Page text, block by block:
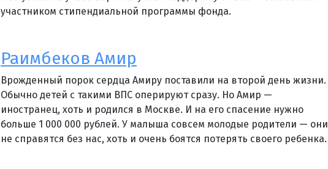
участником стипендиальной программы фонда.
Раимбеков Амир
Врожденный порок сердца Амиру поставили на второй день жизни.
Обычно детей с такими ВПС оперируют сразу. Но Амир —
иностранец, хоть и родился в Москве. И на его спасение нужно
больше 1 000 000 рублей. У малыша совсем молодые родители — они
не справятся без нас, хоть и очень боятся потерять своего ребенка.